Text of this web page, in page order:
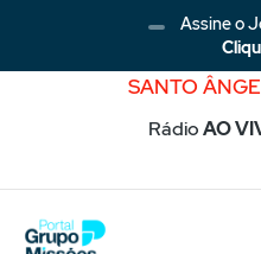
Assine o
SANTO
RádioAO